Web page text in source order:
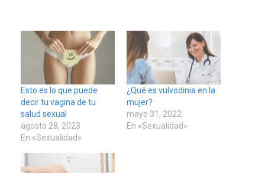
Esto es lo que puede
decir tu vagina de tu
salud sexual
agosto 28, 2023
En «Sexualidad»
¿Qué es vulvodinia en la
mujer?
mayo 31, 2022
En «Sexualidad»